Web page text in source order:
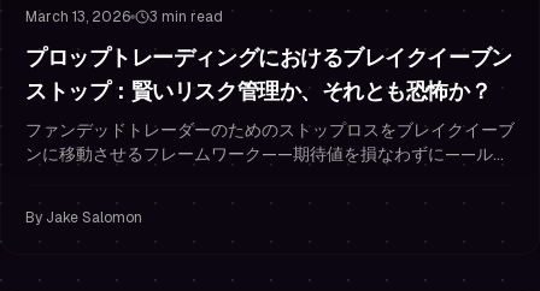
March 13, 2026 3 min read
プロップトレーディングにおけるブレイクイーブン
ストップ：賢いリスク管理か、それとも恐怖か？
ファンデッドトレーダーのためのストップロスをブレイクイーブ
ンに移動させるフレームワーク——期待値を損なわずに——ルー
ト。
By Jake Salomon